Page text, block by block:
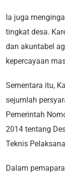
Ia juga
tingkat desa.
dan akuntabel
kepercayaan
Sementara itu,
sejumlah
Pemerintah
2014 tentang
Teknis
Dalam